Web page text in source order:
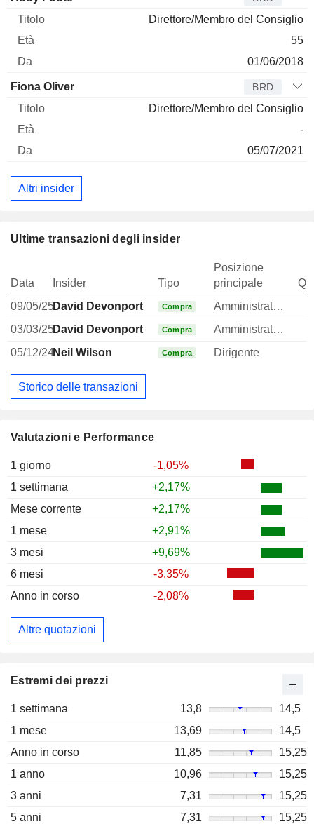
Valutazioni e Performance
1 giorno
-1,05%
1 settimana
+2,17%
Mese corrente
+2,17%
1 mese
+2,91%
3 mesi
+9,69%
6 mesi
-3,35%
Anno in corso
-2,08%
Altre quotazioni
Estremi dei prezzi
1 settimana 13,8
14,5
1 mese
13,69
14,5
Anno in corso
11,85
15,25
1 anno
10,96
15,25
3 anni
7,31
15,25
5 anni
7,31
15,25
Direttore/Membro del Consiglio
55
01/06/2018
Fiona Oliver BRD
Direttore/Membro del Consiglio
-
05/07/2021
Altri insider
Ultime transazioni degli insider
Data Insider Tipo
Posizione
principale
09/05/25David Devonport Compra Amministratore
03/03/25David Devonport Compra Amministratore
05/12/24Neil Wilson Compra Dirigente
Storico delle transazioni